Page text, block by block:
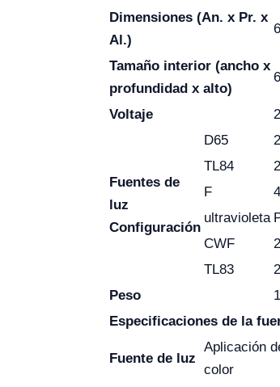
Dimensiones (An. x Pr. x
Al.)
Tamaño interior (ancho x
profundidad x alto)
Voltaje
Fuentes de
luz
Configuración
D65
TL84
F
ultravioleta
CWF
TL83
Peso
Especificaciones de la
Fuente de luz
Aplicación
color